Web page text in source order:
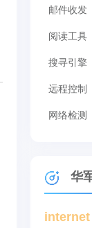
邮件收发
阅读工具
搜寻引擎
远程控制
网络检测
华